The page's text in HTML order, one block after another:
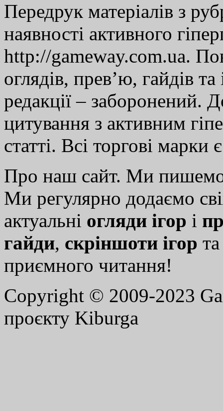
Передрук матеріалів з
наявності активного
http://gameway.com.ua.
оглядів, прев’ю, гайдів
редакції – заборонений.
цитування з активним
статті. Всі торгові марки
Про наш сайт. Ми
Ми регулярно додаємо
актуальні огляди ігор і
гайди, скріншоти ігор
приємного читання!
Copyright © 2009-2023
проєкту Kiburga